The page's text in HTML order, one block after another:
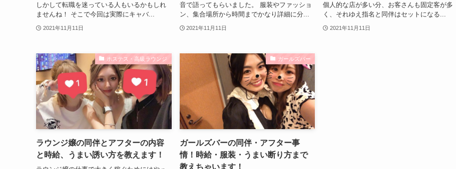
しかして転職を迷っている人もいるかもしれ
ませんね！ そこで今回は実際にキャバ...
2021年11月11日
音で語ってもらいました。 服装やファッショ
ン、集合場所から時間までかなり詳細に分...
2021年11月11日
個人的な店が多い分、お客さんも固定客が多
く、それゆえ指名と同伴はセットになる...
2021年11月11日
ホステス・高級ラウンジ
ラウンジ嬢の同伴とアフターの内容
と時給、うまい誘い方を教えます！
ガールズバー
ガールズバーの同伴・アフター事
情！時給・服装・うまい断り方まで
教えちゃいます！